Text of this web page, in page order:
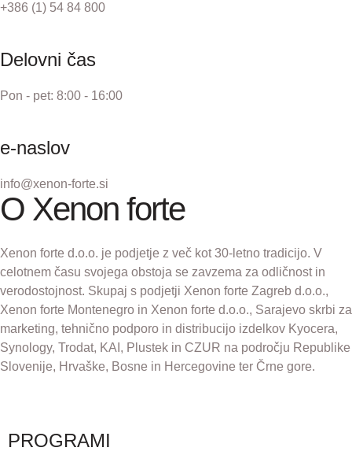
+386 (1) 54 84 800
Delovni čas
Pon - pet: 8:00 - 16:00
e-naslov
info@xenon-forte.si
O Xenon forte
Xenon forte d.o.o. je podjetje z več kot 30-letno tradicijo. V
celotnem času svojega obstoja se zavzema za odličnost in
verodostojnost. Skupaj s podjetji Xenon forte Zagreb d.o.o.,
Xenon forte Montenegro in Xenon forte d.o.o., Sarajevo skrbi za
marketing, tehnično podporo in distribucijo izdelkov Kyocera,
Synology, Trodat, KAI, Plustek in CZUR na področju Republike
Slovenije, Hrvaške, Bosne in Hercegovine ter Črne gore.
PROGRAMI